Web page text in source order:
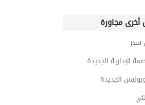
ريسورت
السخنة
مجاورة
سدر
الإدارية الجديدة
الجديدة